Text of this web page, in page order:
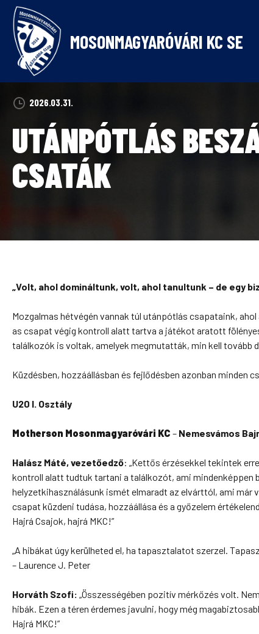
Skip
content
MOSONMAGYARÓVÁRI KC SE
2026.03.31.
UTÁNPÓTLÁS
CSATÁK
„Volt, ahol domináltunk, volt, ahol tanultunk – de egy
Mozgalmas hétvégén vannak túl utánpótlás csapataink,
as csapat végig kontroll alatt tartva a játékot aratott
találkozók is voltak, amelyek megmutatták, min kell tovább
Küzdésben, hozzáállásban és fejlődésben azonban minden
U20 I. Osztály
Motherson Mosonmagyaróvári KC – Nemesvámos
Halász Máté, vezetőedző: „Kettős érzésekkel tekintek
kontroll alatt tudtuk tartani a találkozót, ami mindenképpen
helyzetkihasználásunk ismét elmaradt az elvárttól, ami már
csapat küzdeni tudása, hozzáállása és a győzelem
Hajrá Csajok, hajrá MKC!”
„A hibákat úgy kerülheted el, ha tapasztalatot szerzel.
– Laurence J. Peter
Horváth Szofi: „Összességében pozitív mérkőzés volt.
hibák. Ezen a téren érdemes javulni, hogy még
Hajrá MKC!”